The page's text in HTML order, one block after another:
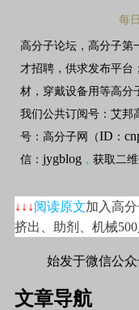
每
高分子论坛，高分子第
才招聘，供求发布平台
材，穿戴设备用等高分
我们公共订阅号：艾邦
号：高分子网（ID ：
信： jygblog ， 获取二
↓↓↓阅读原文加入高
挤出、助剂、机械
始发于微信公
文章导航